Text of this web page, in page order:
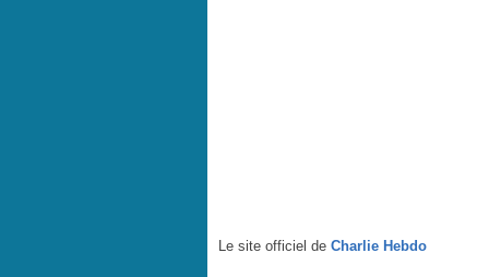
Le site officiel de Charlie Hebdo